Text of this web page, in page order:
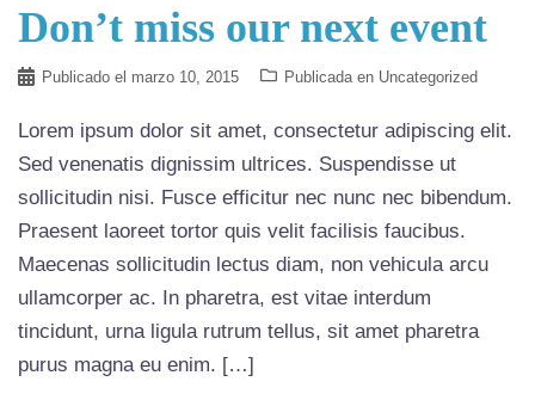
Don’t miss our next event
Publicado el marzo 10, 2015 Publicada en Uncategorized
Lorem ipsum dolor sit amet, consectetur adipiscing elit.
Sed venenatis dignissim ultrices. Suspendisse ut
sollicitudin nisi. Fusce efficitur nec nunc nec bibendum.
Praesent laoreet tortor quis velit facilisis faucibus.
Maecenas sollicitudin lectus diam, non vehicula arcu
ullamcorper ac. In pharetra, est vitae interdum
tincidunt, urna ligula rutrum tellus, sit amet pharetra
purus magna eu enim. […]